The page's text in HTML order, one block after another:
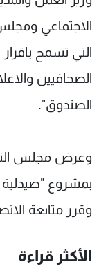
الاجتماعي ومجلس
التي تسمح
الصحافيين
الصندوق".
وعرض مجلس
بمشروع "صيدلية
وقرر متابعة
الأكثر قراءة